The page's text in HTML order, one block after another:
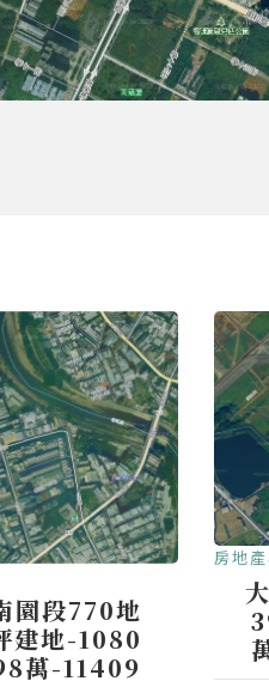
園段770地
建地-1080
萬-11409
房地